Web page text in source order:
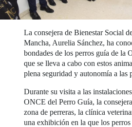
La consejera de Bienestar Social
Mancha, Aurelia Sánchez, ha
bondades de los perros guía de la
que se lleva a cabo con estos
plena seguridad y autonomía a las
Durante su visita a las
ONCE del Perro Guía, la
zona de perreras, la clínica
una exhibición en la que los